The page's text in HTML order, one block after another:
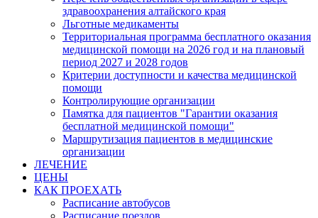
здравоохранения алтайского края
Льготные медикаменты
Территориальная программа бесплатного оказания
медицинской помощи на 2026 год и на плановый
период 2027 и 2028 годов
Критерии доступности и качества медицинской
помощи
Контролирующие организации
Памятка для пациентов "Гарантии оказания
бесплатной медицинской помощи"
Маршрутизация пациентов в медицинские
организации
ЛЕЧЕНИЕ
ЦЕНЫ
КАК ПРОЕХАТЬ
Расписание автобусов
Расписание поездов